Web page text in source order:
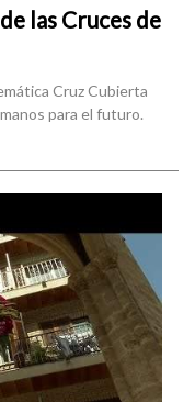
las Cruces de
Cruz Cubierta
para el futuro.